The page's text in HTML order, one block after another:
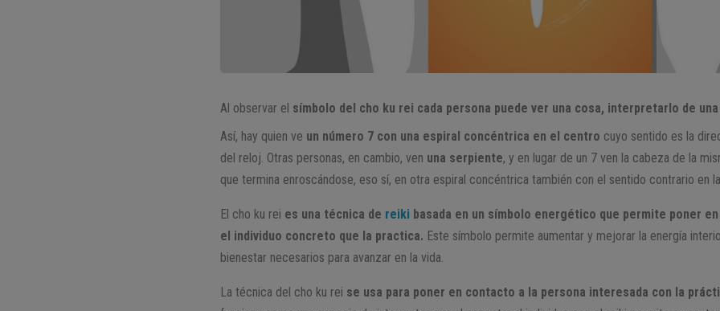
Al observar el símbolo del cho ku rei cada persona puede ver una cosa, interpretarlo de
Así, hay quien ve un número 7 con una espiral concéntrica en el centro cuyo sentido es la
del reloj. Otras personas, en cambio, ven una serpiente, y en lugar de un 7 ven la cabeza de la
que termina enroscándose, eso sí, en otra espiral concéntrica también con el sentido contrario en
El cho ku rei es una técnica de reiki basada en un símbolo energético que permite poner
el individuo concreto que la practica. Este símbolo permite aumentar y mejorar la energía
bienestar necesarios para avanzar en la vida.
La técnica del cho ku rei se usa para poner en contacto a la persona interesada con la